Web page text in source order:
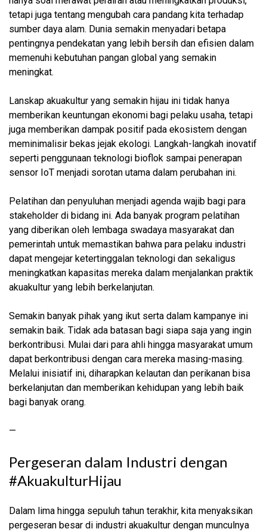
tetapi juga tentang mengubah cara pandang kita terhadap
sumber daya alam. Dunia semakin menyadari betapa
pentingnya pendekatan yang lebih bersih dan efisien dalam
memenuhi kebutuhan pangan global yang semakin
meningkat.
Lanskap akuakultur yang semakin hijau ini tidak hanya
memberikan keuntungan ekonomi bagi pelaku usaha, tetapi
juga memberikan dampak positif pada ekosistem dengan
meminimalisir bekas jejak ekologi. Langkah-langkah inovatif
seperti penggunaan teknologi bioflok sampai penerapan
sensor IoT menjadi sorotan utama dalam perubahan ini.
Pelatihan dan penyuluhan menjadi agenda wajib bagi para
stakeholder di bidang ini. Ada banyak program pelatihan
yang diberikan oleh lembaga swadaya masyarakat dan
pemerintah untuk memastikan bahwa para pelaku industri
dapat mengejar ketertinggalan teknologi dan sekaligus
meningkatkan kapasitas mereka dalam menjalankan praktik
akuakultur yang lebih berkelanjutan.
Semakin banyak pihak yang ikut serta dalam kampanye ini
semakin baik. Tidak ada batasan bagi siapa saja yang ingin
berkontribusi. Mulai dari para ahli hingga masyarakat umum
dapat berkontribusi dengan cara mereka masing-masing.
Melalui inisiatif ini, diharapkan kelautan dan perikanan bisa
berkelanjutan dan memberikan kehidupan yang lebih baik
bagi banyak orang.
—
Pergeseran dalam Industri dengan
#AkuakulturHijau
Dalam lima hingga sepuluh tahun terakhir, kita menyaksikan
pergeseran besar di industri akuakultur dengan munculnya